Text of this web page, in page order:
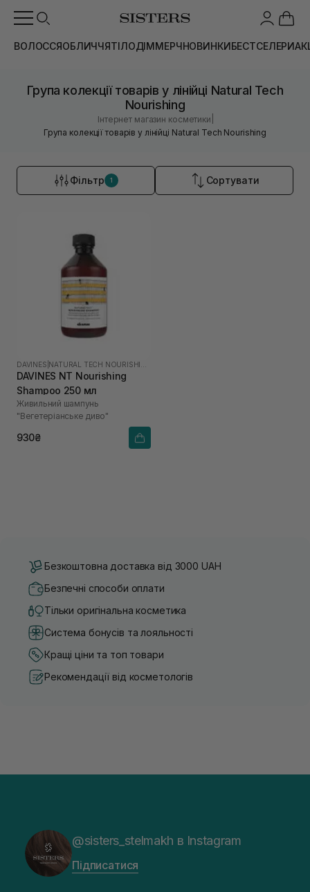
ВОЛОССЯОБЛИЧЧЯТІЛОДІММЕРЧНОВИНКИБЕСТСЕЛЕРИ
Група колекції товарів у лінійці Natural Tech
Nourishing
Інтернет магазин косметики
Група колекції товарів у лінійці Natural Tech Nourishing
Фільтр 1 Сортувати
DAVINES
DAVINES NT Nourishing
Shampoo 250 мл
Живильний шампунь
"Вегетеріанське диво"
930₴
Безкоштовна доставка від 3000 UAH
Безпечні способи оплати
Тільки оригінальна косметика
Система бонусів та лояльності
Кращі ціни та топ товари
Рекомендації від косметологів
@sisters_stelmakh в Instagram
Підписатися